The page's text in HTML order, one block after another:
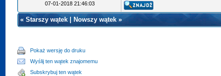
07-01-2018 21:46:03
«Starszy wątek Nowszy wątek»
Pokaż wersję do druku
Wyślij ten wątek znajomemu
Subskrybuj ten wątek